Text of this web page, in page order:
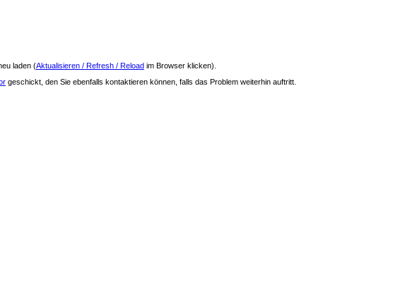
laden (Aktualisieren / Refresh / Reload im Browser klicken).
geschickt, den Sie ebenfalls kontaktieren können, falls das Problem weiterhin auftritt.